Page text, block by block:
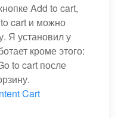
Add to cart,
cart и можно
Я установил у
кроме этого:
to cart после
Cart